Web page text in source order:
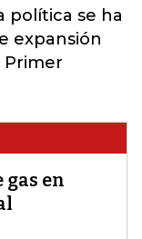
política se ha
expansión
Primer
gas en